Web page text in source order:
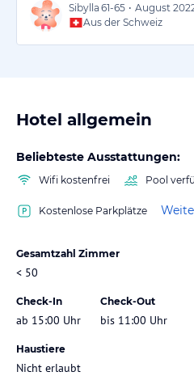
Sibylla 61-65 • August
Aus der Schweiz
Hotel allgemein
Beliebteste Ausstattungen:
Wifi kostenfrei Pool
Kostenlose Parkplätze
Gesamtzahl Zimmer
< 50
Check-In
ab 15:00 Uhr
Check-Out
bis 11:00 Uhr
Haustiere
Nicht erlaubt